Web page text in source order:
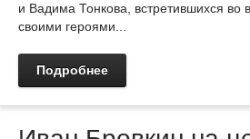
и Вадима Тонкова, встретившихся во
своими героями...
Подробнее